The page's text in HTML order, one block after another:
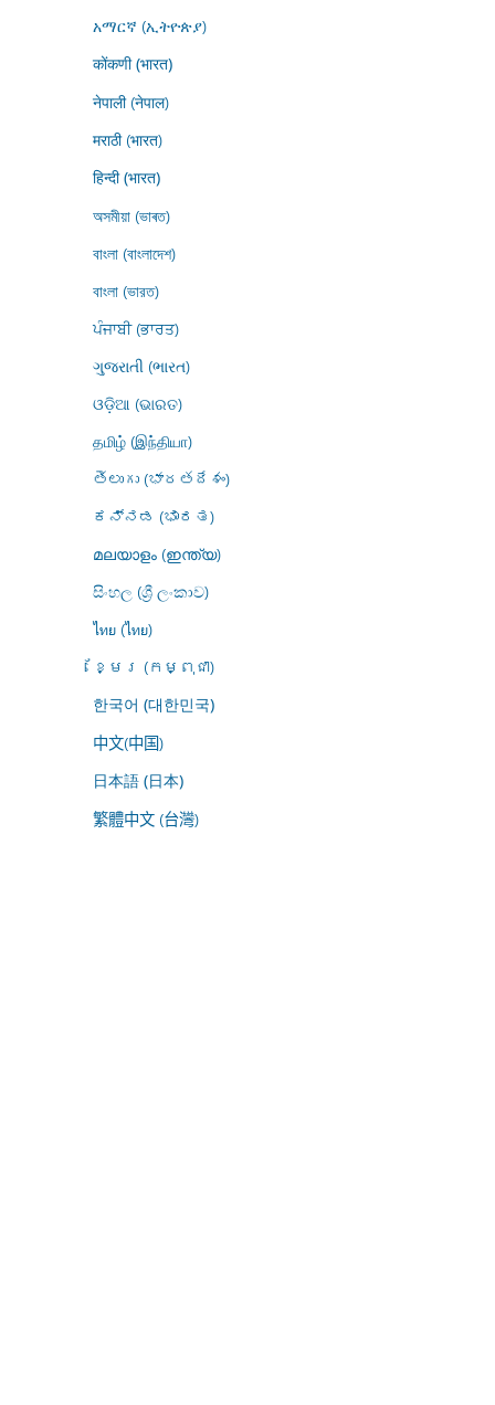
አማርኛ (ኢትዮጵያ)
कोंकणी (भारत)
नेपाली (नेपाल)
मराठी (भारत)
हिन्दी (भारत)
অসমীয়া (ভাৰত)
বাংলা (বাংলাদেশ)
বাংলা (ভারত)
ਪੰਜਾਬੀ (ਭਾਰਤ)
ગુજરાતી (ભારત)
ଓଡ଼ିଆ (ଭାରତ)
தமிழ் (இந்தியா)
తెలుగు (భారతదేశం)
ಕನ್ನಡ (ಭಾರತ)
മലയാളം (ഇന്ത്യ)
සිංහල (ශ්‍රී ලංකාව)
ไทย (ไทย)
ខ្មែរ (កម្ពុជា)
한국어 (대한민국)
中文(中国)
日本語 (日本)
繁體中文 (台灣)